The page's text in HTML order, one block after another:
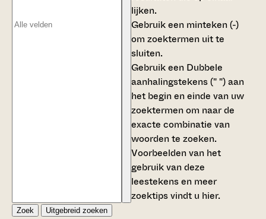
lijken.
Gebruik een minteken (-)
om zoektermen uit te
sluiten.
Gebruik een Dubbele
aanhalingstekens (" ")aan
het begin en einde van uw
zoektermen om naar de
exacte combinatie van
woorden te zoeken.
Voorbeelden van het
gebruik van deze
leestekens en meer
zoektips vindt u hier.
Zoek Uitgebreid zoeken